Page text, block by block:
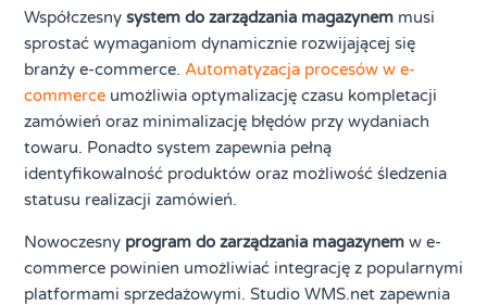
Współczesny system do zarządzania magazynemmusi
sprostać wymaganiom dynamicznie rozwijającej się
branży e-commerce. Automatyzacja procesów w e-
commerceumożliwia optymalizację czasu kompletacji
zamówień oraz minimalizację błędów przy wydaniach
towaru. Ponadto system zapewnia pełną
identyfikowalność produktów oraz możliwość śledzenia
statusu realizacji zamówień.
Nowoczesny program do zarządzania magazynemw e-
commerce powinien umożliwiać integrację z popularnymi
platformami sprzedażowymi. Studio WMS.net zapewnia